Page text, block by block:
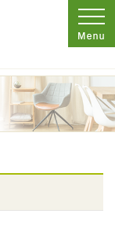
建てを手がける工務店
務店なら石井工務店